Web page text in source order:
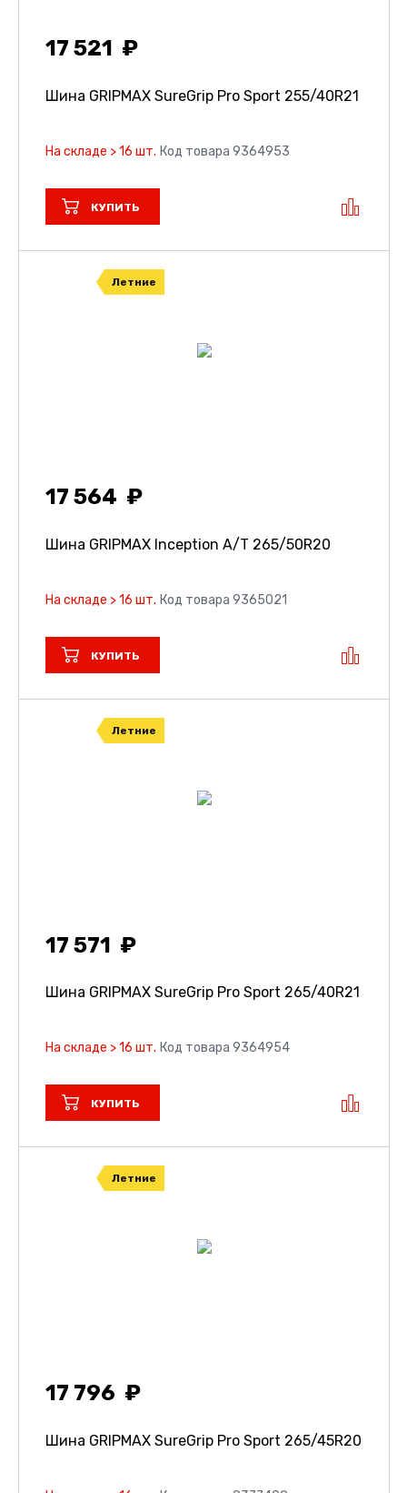
17 521
Шина GRIPMAX SureGrip Pro Sport 255/40R21
На складе > 16 шт. Код товара 9364953
КУПИТЬ
Летние
17 564
Шина GRIPMAX Inception A/T 265/50R20
На складе > 16 шт. Код товара 9365021
КУПИТЬ
Летние
17 571
Шина GRIPMAX SureGrip Pro Sport 265/40R21
На складе > 16 шт. Код товара 9364954
КУПИТЬ
Летние
17 796
Шина GRIPMAX SureGrip Pro Sport 265/45R20